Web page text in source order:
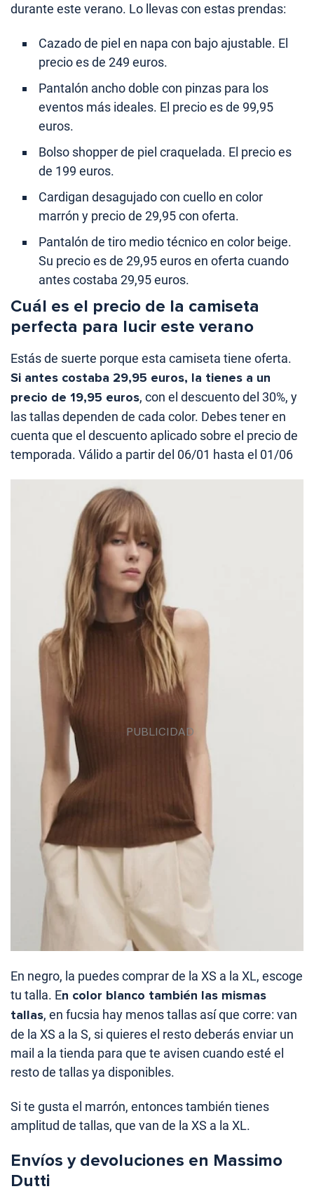
durante este verano. Lo llevas con estas prendas:
Cazado de piel en napa con bajo ajustable. El
precio es de 249 euros.
Pantalón ancho doble con pinzas para los
eventos más ideales. El precio es de 99,95
euros.
Bolso shopper de piel craquelada. El precio es
de 199 euros.
Cardigan desagujado con cuello en color
marrón y precio de 29,95 con oferta.
Pantalón de tiro medio técnico en color beige.
Su precio es de 29,95 euros en oferta cuando
antes costaba 29,95 euros.
Cuál es el precio de la camiseta
perfecta para lucir este verano
Estás de suerte porque esta camiseta tiene oferta.
Si antes costaba 29,95 euros, la tienes a un
precio de 19,95 euros, con el descuento del 30%, y
las tallas dependen de cada color. Debes tener en
cuenta que el descuento aplicado sobre el precio de
temporada. Válido a partir del 06/01 hasta el 01/06
En negro, la puedes comprar de la XS a la XL, escoge
tu talla. En color blanco también las mismas
tallas, en fucsia hay menos tallas así que corre: van
de la XS a la S, si quieres el resto deberás enviar un
mail a la tienda para que te avisen cuando esté el
resto de tallas ya disponibles.
Si te gusta el marrón, entonces también tienes
amplitud de tallas, que van de la XS a la XL.
Envíos y devoluciones en Massimo
Dutti